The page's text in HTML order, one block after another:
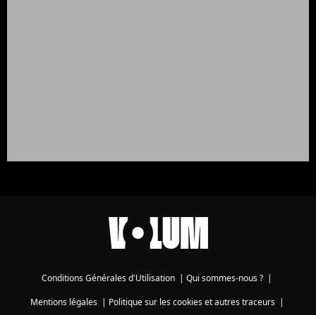
Conditions Générales d'Utilisation | Qui sommes-nous ? |
Mentions légales| Politique sur les cookies et autres traceurs|